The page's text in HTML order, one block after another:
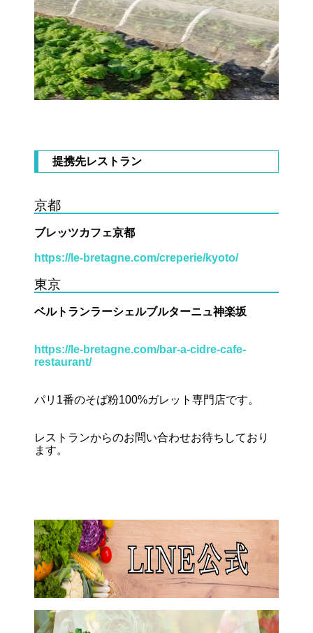
提携先レストラン
京都
ブレッツカフェ京都
https://le-bretagne.com/creperie/kyoto/
東京
ベルトランラーシェルブルターニュ神楽坂
https://le-bretagne.com/bar-a-cidre-cafe-
restaurant/
パリ1番のそば粉100%ガレット専門店です。
レストランからのお問い合わせお待ちしており
ます。